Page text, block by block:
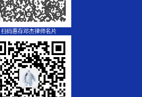
扫码惠存邓杰律师名片